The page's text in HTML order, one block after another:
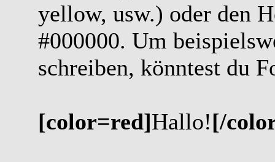
yellow, usw.) oder den
#000000. Um
schreiben, könntest du
[color=red]Hallo![/